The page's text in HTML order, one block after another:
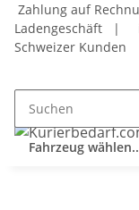
Zahlung auf
Ladengeschäft
|
Schweizer Kunden
Fahrzeug